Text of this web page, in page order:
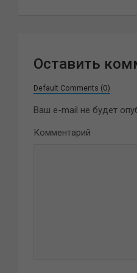
Оставить
Default Comments (0)
Ваш e-mail не будет
Комментарий